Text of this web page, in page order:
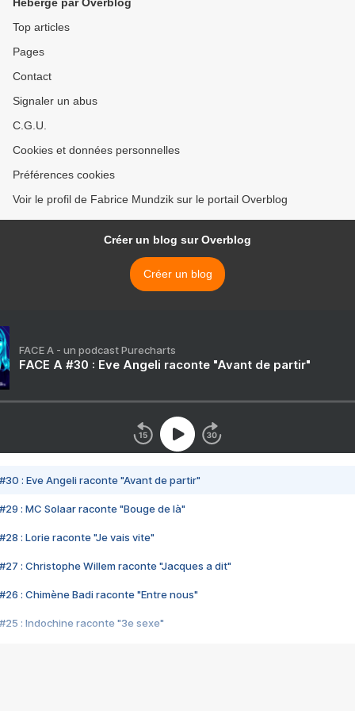
Top articles
Pages
Contact
Signaler un abus
C.G.U.
Cookies et données personnelles
Préférences cookies
Voir le profil de Fabrice Mundzik sur le portail Overblog
Créer un blog sur Overblog
Créer un blog
FACE A - un podcast Purecharts
FACE A #30 : Eve Angeli raconte "Avant de partir"
#30 : Eve Angeli raconte "Avant de partir"
#29 : MC Solaar raconte "Bouge de là"
#28 : Lorie raconte "Je vais vite"
#27 : Christophe Willem raconte "Jacques a dit"
#26 : Chimène Badi raconte "Entre nous"
#25 : Indochine raconte "3e sexe"